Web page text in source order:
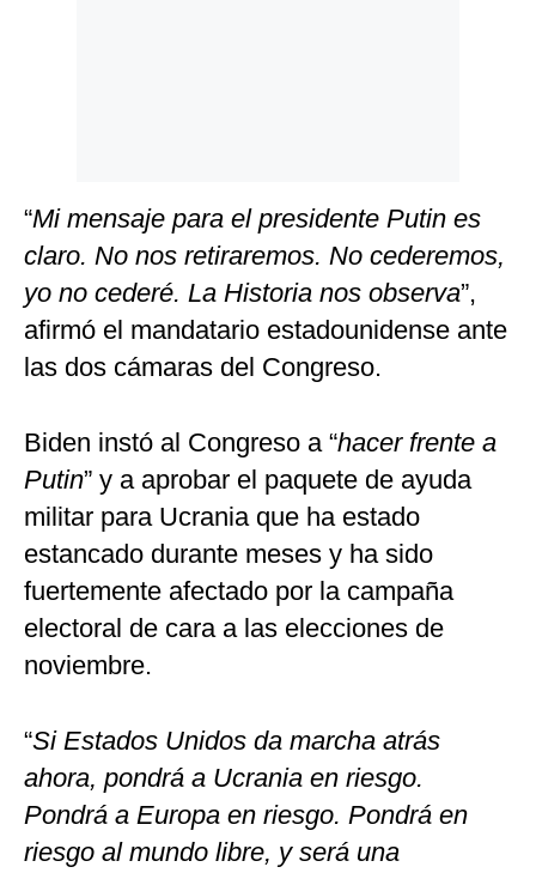
“Mi mensaje para el presidente Putin es
claro. No nos retiraremos. No cederemos,
yo no cederé. La Historia nos observa”,
afirmó el mandatario estadounidense ante
las dos cámaras del Congreso.
Biden instó al Congreso a “hacer frente a
Putin” y a aprobar el paquete de ayuda
militar para Ucrania que ha estado
estancado durante meses y ha sido
fuertemente afectado por la campaña
electoral de cara a las elecciones de
noviembre.
“Si Estados Unidos da marcha atrás
ahora, pondrá a Ucrania en riesgo.
Pondrá a Europa en riesgo. Pondrá en
riesgo al mundo libre, y será una